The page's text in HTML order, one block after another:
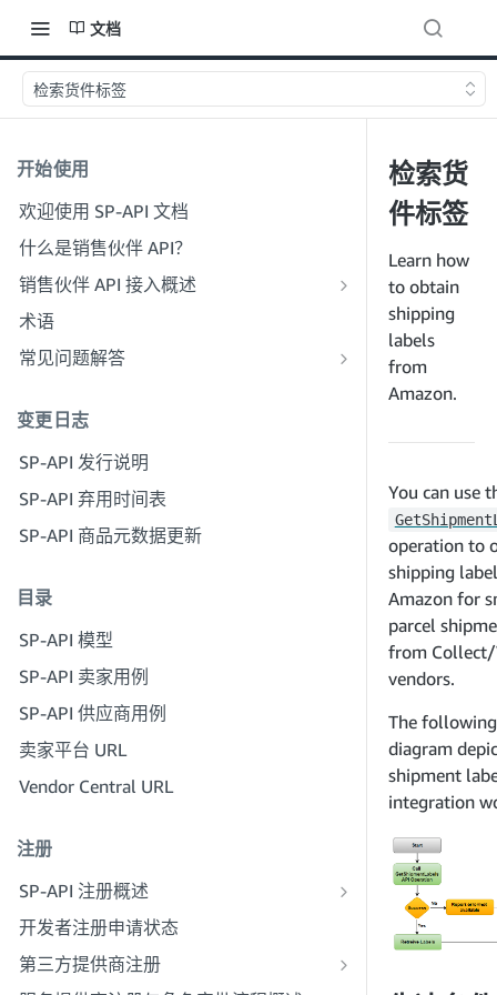
文档
检索货件标签
开始使用
欢迎使用 SP-API 文档
什么是销售伙伴 API？
销售伙伴 API 接入概述
以开发者身份加入
步骤 3：创建开发者资料
步骤 4：注册沙箱应用程序
步骤 5：首次调用 SP-API 沙箱
步骤 6：设置授权工作流程
步骤 8：在生产环境中调用 SP-API
步骤 9：测试应用程序
步骤 10：发布应用程序
以服务提供商身份加入
门户账户
步骤 3：验证您的身份
步骤 4：填写贵公司的服务资料
步骤 6：邀请员工加入您的账户
步骤 7：与卖家联系
步骤 8：在服务提供商网络中发布您的
服务
术语
常见问题解答
解决方案提供商门户常见问题解答
变更日志
SP-API 发行说明
SP-API 弃用时间表
SP-API 商品元数据更新
目录
SP-API 模型
SP-API 卖家用例
SP-API 供应商用例
卖家平台 URL
Vendor Central URL
注册
SP-API 注册概述
注册为公共 SP-API 开发者
注册为私人 SP-API 开发者
开发者注册申请状态
第三方提供商注册
检索货
件标签
Learn how
to obtain
shipping
labels
from
Amazon.
You can use
operation to
shipping
Amazon for
parcel
from Collect/
vendors.
The following
diagram
shipment
integration